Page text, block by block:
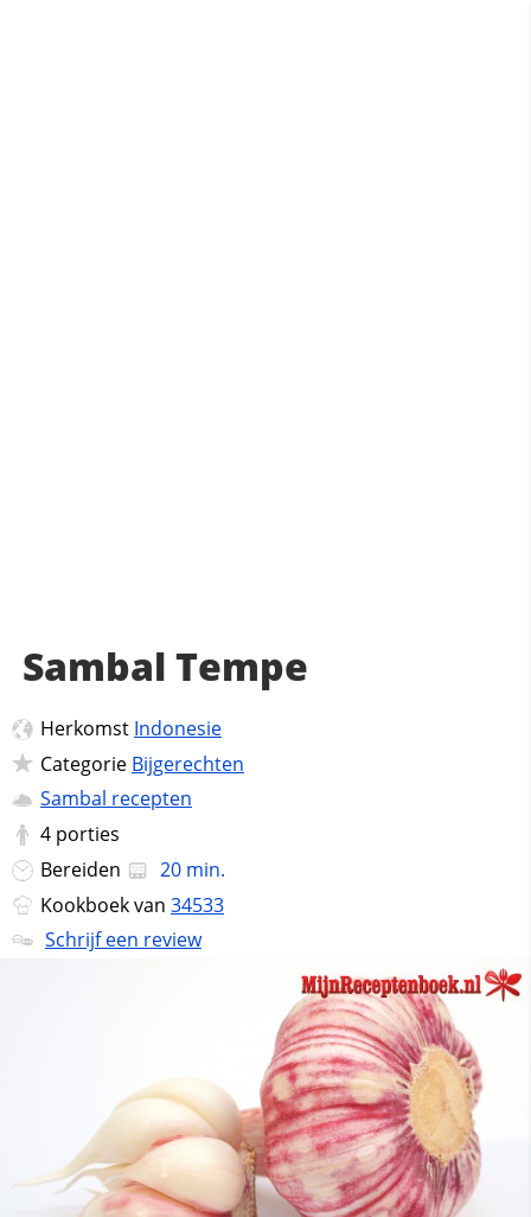
Sambal Tempe
Herkomst Indonesie
Categorie Bijgerechten
Sambal recepten
4 porties
Bereiden
20 min.
Kookboek van 34533
Schrijf een review